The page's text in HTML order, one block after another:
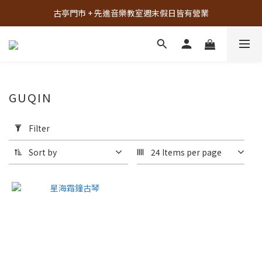
古亭門市 + 先進音樂教室週末假日皆有營業
古亭門市 + 先進音樂教室週末假日皆有營業
先進音樂教室全面升級，給您更舒適的琴房空間！
Filter
(0/20)
others
GUQIN
Filter
Sort by 24 Items per page